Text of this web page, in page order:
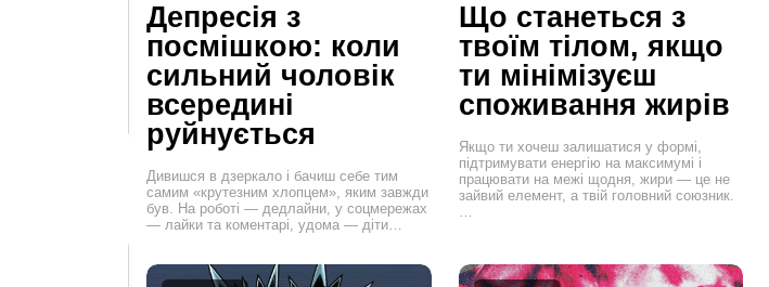
Депресія з
посмішкою: коли
сильний чоловік
всередині
руйнується
Дивишся в дзеркало і бачиш себе тим
самим «крутезним хлопцем», яким завжди
був. На роботі — дедлайни, у соцмережах
— лайки та коментарі, удома — діти…
Що станеться з
твоїм тілом, якщо
ти мінімізуєш
споживання жирів
Якщо ти хочеш залишатися у формі,
підтримувати енергію на максимумі і
працювати на межі щодня, жири — це не
зайвий елемент, а твій головний союзник.
…